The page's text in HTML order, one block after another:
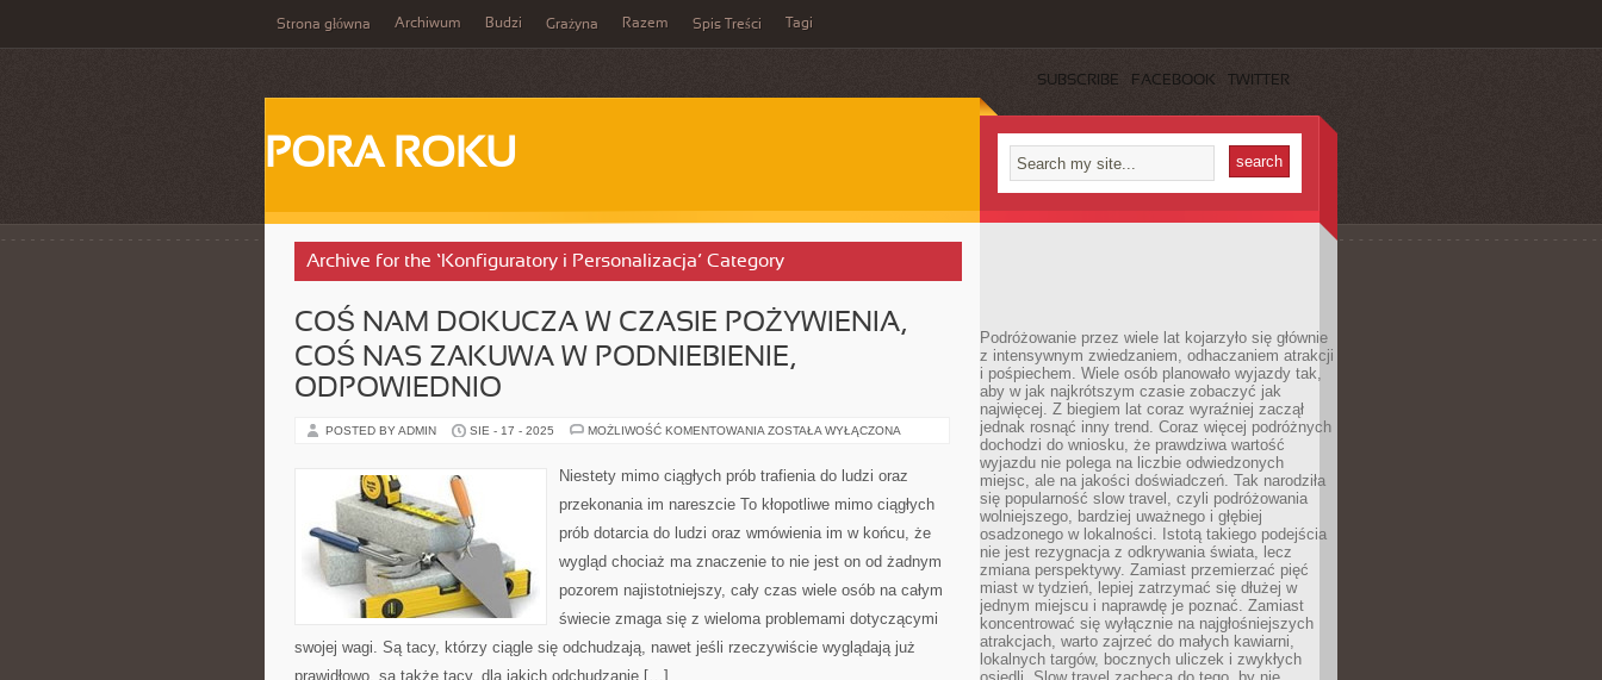
Strona główna Archiwum Budzi Grażyna Razem Spis Treści Tagi
SUBSCRIBE FACEBOOK TWITTER
PORA ROKU
Archive for the ‘Konfiguratory i Personalizacja’ Category
COŚ NAM DOKUCZA W CZASIE POŻYWIENIA,
COŚ NAS ZAKUWA W PODNIEBIENIE,
ODPOWIEDNIO
POSTED BY ADMIN SIE - 17 - 2025 MOŻLIWOŚĆ KOMENTOWANIA COŚ
CZASIE
COŚ
ZAKUWA
PODNIEBIENIE,
ODPOWIEDNIO
ZOSTAŁA WYŁĄCZONA
Niestety mimo ciągłych prób trafienia do ludzi oraz
przekonania im nareszcie To kłopotliwe mimo ciągłych
prób dotarcia do ludzi oraz wmówienia im w końcu, że
wygląd chociaż ma znaczenie to nie jest on od żadnym
pozorem najistotniejszy, cały czas wiele osób na całym
świecie zmaga się z wieloma problemami dotyczącymi
swojej wagi. Są tacy, którzy ciągle się odchudzają, nawet jeśli rzeczywiście wyglądają już
prawidłowo, są także tacy, dla jakich odchudzanie […]
Podróżowanie przez wiele lat kojarzyło się głównie
z intensywnym zwiedzaniem, odhaczaniem atrakcji
i pośpiechem. Wiele osób planowało wyjazdy tak,
aby w jak najkrótszym czasie zobaczyć jak
najwięcej. Z biegiem lat coraz wyraźniej zaczął
jednak rosnąć inny trend. Coraz więcej podróżnych
dochodzi do wniosku, że prawdziwa wartość
wyjazdu nie polega na liczbie odwiedzonych
miejsc, ale na jakości doświadczeń. Tak narodziła
się popularność slow travel, czyli podróżowania
wolniejszego, bardziej uważnego i głębiej
osadzonego w lokalności. Istotą takiego podejścia
nie jest rezygnacja z odkrywania świata, lecz
zmiana perspektywy. Zamiast przemierzać pięć
miast w tydzień, lepiej zatrzymać się dłużej w
jednym miejscu i naprawdę je poznać. Zamiast
koncentrować się wyłącznie na najgłośniejszych
atrakcjach, warto zajrzeć do małych kawiarni,
lokalnych targów, bocznych uliczek i zwykłych